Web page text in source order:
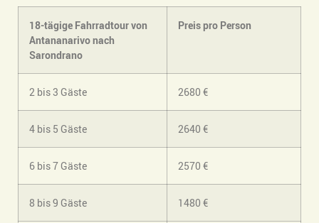
18-tägige Fahrradtour von
Antananarivo nach
Sarondrano
Preis pro Person
2 bis 3 Gäste 2680 €
4 bis 5 Gäste 2640 €
6 bis 7 Gäste 2570 €
8 bis 9 Gäste 1480 €